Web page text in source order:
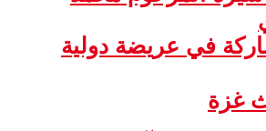
في عريضة دولية
غزة